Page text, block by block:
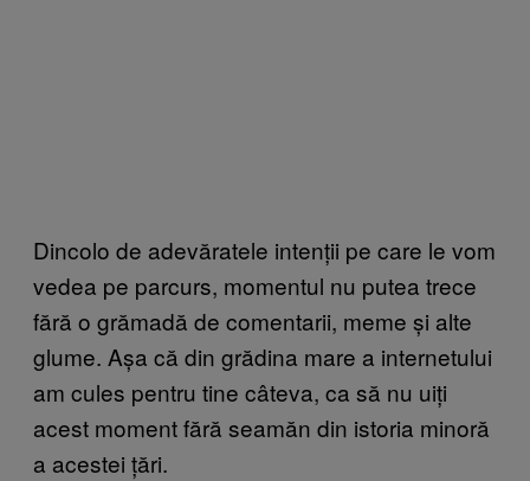
Dincolo de adevăratele intenții pe care le vom
vedea pe parcurs, momentul nu putea trece
fără o grămadă de comentarii, meme și alte
glume. Așa că din grădina mare a internetului
am cules pentru tine câteva, ca să nu uiți
acest moment fără seamăn din istoria minoră
a acestei țări.